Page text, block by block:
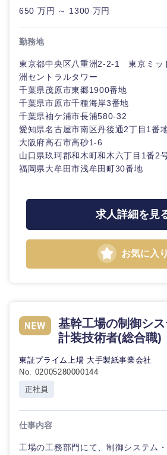
管理
SCM
人事
マーケテ
ィング
営業
ティブ
技術職
（IT）、
Webサー
ビス・制
作、ゲー
ム
（モノづ
M&A・事業投
経営企画
政策渉外
SCM
マーケティング
営業
サービス
クリエイティブ
技術職（IT）、Webサービス・制
金融専門職
建設・施工管理
事務職
自動車・機械・船舶
素材・化学・金属
食品・化粧品・アパレル・消費
メディカル・ヘルスケア・ライ
倉庫・運輸・物流
IT・通信
WEBサービス
福島県
フリーワード
こだわり条件を入力くださ
急募 第
外資系企業
完全週休2日制 社
650 万円 ～ 1300 万円
勤務地
東京都中央区八重洲2-2-1 東京ミッ
洲セントラルタワー
千葉県茂原市東郷1900番地
千葉県市原市千種海岸3番地
千葉県袖ケ浦市長浦580-32
愛知県名古屋市南区丹後通2丁目1番
大阪府高石市高砂1-6
山口県玖珂郡和木町和木六丁目1番2
福岡県大牟田市浅牟田町30番地
求人詳細を見
お気に入り
基幹工場の制御シス
計装技術者(総合職)
東証プライム上場 大手製紙事業会社
No. 02005280000144
正社員
仕事内容
工場の工務部門にて、制御システム